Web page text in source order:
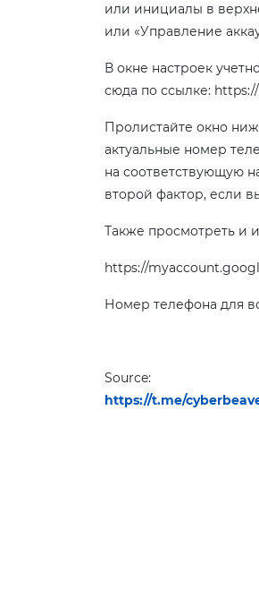
или инициалы в
или «Управление
В окне настроек
сюда по ссылке:
Пролистайте окно
актуальные номер
на соответствующую
второй фактор, если
Также просмотреть и
https://
Номер телефона для
Source:
https://t.me/